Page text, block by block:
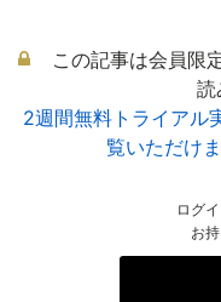
この記事は会員限
読
2週間無料トライアル
覧いただけ
ログ
お